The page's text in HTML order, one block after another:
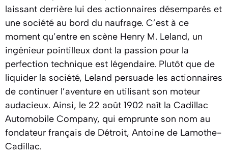
laissant derrière lui des actionnaires désemparés et
une société au bord du naufrage. C’est à ce
moment qu’entre en scène Henry M. Leland, un
ingénieur pointilleux dont la passion pour la
perfection technique est légendaire. Plutôt que de
liquider la société, Leland persuade les actionnaires
de continuer l’aventure en utilisant son moteur
audacieux. Ainsi, le 22 août 1902 naît la Cadillac
Automobile Company, qui emprunte son nom au
fondateur français de Détroit, Antoine de Lamothe-
Cadillac.